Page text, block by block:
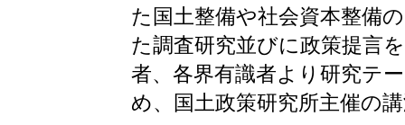
た国土整備や社会資本整備
た調査研究並びに政策提言
者、各界有識者より研究テ
め、国土政策研究所主催の